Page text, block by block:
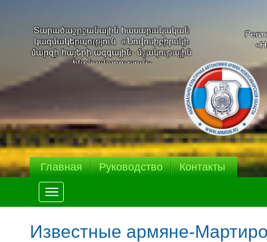
Главная Руководство Контакты
Меню
Известные армяне-